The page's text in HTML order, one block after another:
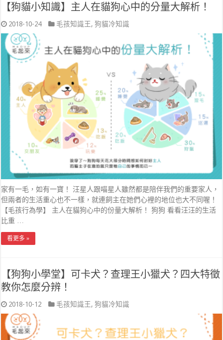
【狗貓小知識】主人在貓狗心中的分量大解析！
2018-10-24 毛孩知識王,狗貓冷知識
家有一毛，如有一寶！ 汪星人跟喵星人雖然都是陪伴我們的重要家人，
但兩者的生活重心也不一樣，就連飼主在她們心裡的地位也大不同喔！
【毛孩行為學】 主人在貓狗心中的份量大解析！ 狗狗 看看汪汪的生活
比重 …
看更多 »
【狗狗小學堂】可卡犬？查理王小獵犬？四大特徵
教你怎麼分辨！
2018-10-12 毛孩知識王,狗貓冷知識